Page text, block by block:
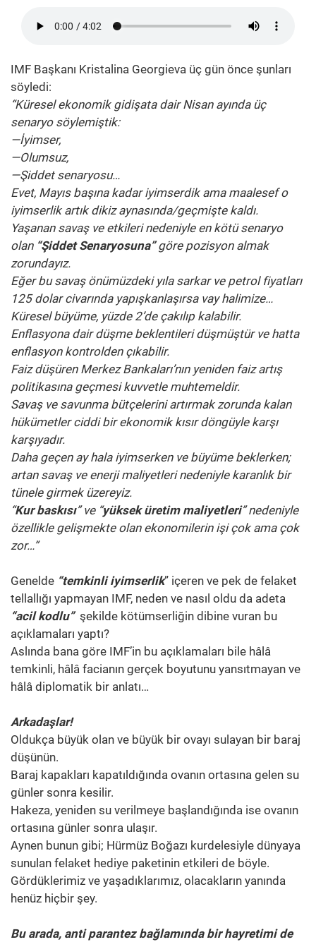
IMF Başkanı Kristalina Georgieva üç gün önce şunları
söyledi:
“Küresel ekonomik gidişata dair Nisan ayında üç
senaryo söylemiştik:
—İyimser,
—Olumsuz,
—Şiddet senaryosu…
Evet, Mayıs başına kadar iyimserdik ama maalesef o
iyimserlik artık dikiz aynasında/geçmişte kaldı.
Yaşanan savaş ve etkileri nedeniyle en kötü senaryo
olan “Şiddet Senaryosuna”göre pozisyon almak
zorundayız.
Eğer bu savaş önümüzdeki yıla sarkar ve petrol fiyatları
125 dolar civarında yapışkanlaşırsa vay halimize…
Küresel büyüme, yüzde 2’de çakılıp kalabilir.
Enflasyona dair düşme beklentileri düşmüştür ve hatta
enflasyon kontrolden çıkabilir.
Faiz düşüren Merkez Bankaları’nın yeniden faiz artış
politikasına geçmesi kuvvetle muhtemeldir.
Savaş ve savunma bütçelerini artırmak zorunda kalan
hükümetler ciddi bir ekonomik kısır döngüyle karşı
karşıyadır.
Daha geçen ay hala iyimserken ve büyüme beklerken;
artan savaş ve enerji maliyetleri nedeniyle karanlık bir
tünele girmek üzereyiz.
“Kur baskısı” ve “yüksek üretim maliyetleri” nedeniyle
özellikle gelişmekte olan ekonomilerin işi çok ama çok
zor…”
Genelde “temkinli iyimserlik” içeren ve pek de felaket
tellallığı yapmayan IMF, neden ve nasıl oldu da adeta
“acil kodlu”şekilde kötümserliğin dibine vuran bu
açıklamaları yaptı?
Aslında bana göre IMF’in bu açıklamaları bile hâlâ
temkinli, hâlâ facianın gerçek boyutunu yansıtmayan ve
hâlâ diplomatik bir anlatı…
Arkadaşlar!
Oldukça büyük olan ve büyük bir ovayı sulayan bir baraj
düşünün.
Baraj kapakları kapatıldığında ovanın ortasına gelen su
günler sonra kesilir.
Hakeza, yeniden su verilmeye başlandığında ise ovanın
ortasına günler sonra ulaşır.
Aynen bunun gibi; Hürmüz Boğazı kurdelesiyle dünyaya
sunulan felaket hediye paketinin etkileri de böyle.
Gördüklerimiz ve yaşadıklarımız, olacakların yanında
henüz hiçbir şey.
Bu arada, anti parantez bağlamında bir hayretimi de